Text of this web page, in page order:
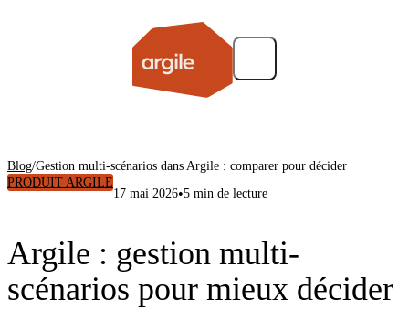
Blog/Gestion multi-scénarios dans Argile : comparer pour décider
PRODUIT ARGILE
17 mai 2026•5 min de lecture
Argile : gestion multi-
scénarios pour mieux décider